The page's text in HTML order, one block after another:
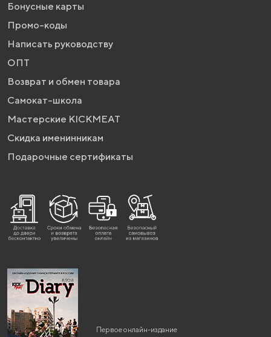
Бонусные карты
Промо-коды
Написать руководству
ОПТ
Возврат и обмен товара
Самокат-школа
Мастерские KICKMEAT
Скидка именинникам
Подарочные сертификаты
Первое онлайн-издание